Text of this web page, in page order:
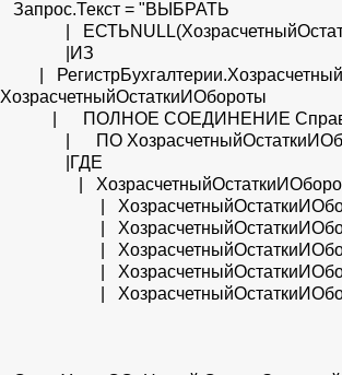
Запрос.Текст = "ВЫБРАТЬ
|
|ИЗ
|
ХозрасчетныйОстаткиИОбороты
| ПОЛНОЕ СОЕДИНЕНИЕ
| ПО
|ГДЕ
|
|
|
|
|
|